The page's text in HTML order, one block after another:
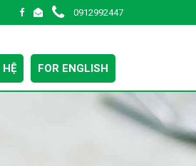
0912992447
HỆ FOR ENGLISH